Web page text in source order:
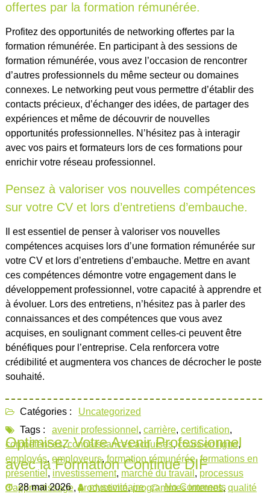
offertes par la formation rémunérée.
Profitez des opportunités de networking offertes par la
formation rémunérée. En participant à des sessions de
formation rémunérée, vous avez l’occasion de rencontrer
d’autres professionnels du même secteur ou domaines
connexes. Le networking peut vous permettre d’établir des
contacts précieux, d’échanger des idées, de partager des
expériences et même de découvrir de nouvelles
opportunités professionnelles. N’hésitez pas à interagir
avec vos pairs et formateurs lors de ces formations pour
enrichir votre réseau professionnel.
Pensez à valoriser vos nouvelles compétences
sur votre CV et lors d’entretiens d’embauche.
Il est essentiel de penser à valoriser vos nouvelles
compétences acquises lors d’une formation rémunérée sur
votre CV et lors d’entretiens d’embauche. Mettre en avant
ces compétences démontre votre engagement dans le
développement professionnel, votre capacité à apprendre et
à évoluer. Lors des entretiens, n’hésitez pas à parler des
connaissances et des compétences que vous avez
acquises, en soulignant comment celles-ci peuvent être
bénéfiques pour l’entreprise. Cela renforcera votre
crédibilité et augmentera vos chances de décrocher le poste
souhaité.
Catégories :
Uncategorized
Tags :
avenir professionnel , carrière, certification,
compétences,connaissances acquises,cours en ligne,
employés, employeurs, formation rémunérée, formations en
présentiel , investissement, marché du travail , processus
d'apprentissage,productivité,programmes internes,qualité
Optimisez Votre Avenir Professionnel
avec la Formation Continue DIF
28 mai 2026 myseminaire No Comments